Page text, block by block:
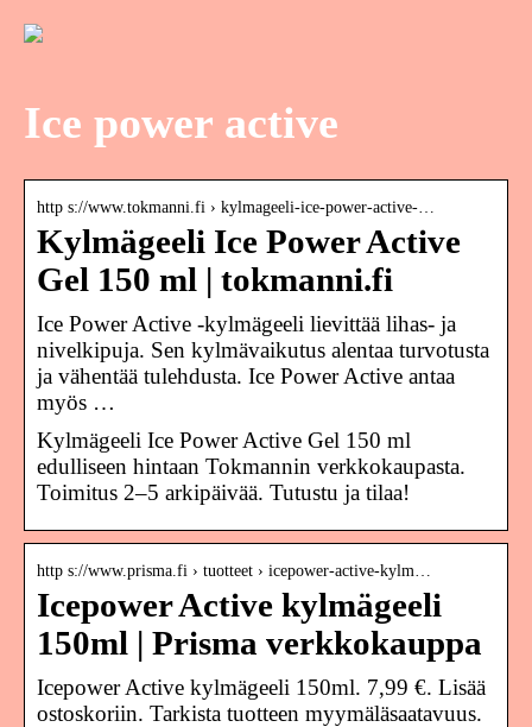
Ice power active
http s://www.tokmanni.fi › kylmageeli-ice-power-active-…
Kylmägeeli Ice Power Active
Gel 150 ml | tokmanni.fi
Ice Power Active -kylmägeeli lievittää lihas- ja
nivelkipuja. Sen kylmävaikutus alentaa turvotusta
ja vähentää tulehdusta. Ice Power Active antaa
myös …
Kylmägeeli Ice Power Active Gel 150 ml
edulliseen hintaan Tokmannin verkkokaupasta.
Toimitus 2–5 arkipäivää. Tutustu ja tilaa!
http s://www.prisma.fi › tuotteet › icepower-active-kylm…
Icepower Active kylmägeeli
150ml | Prisma verkkokauppa
Icepower Active kylmägeeli 150ml. 7,99 €. Lisää
ostoskoriin. Tarkista tuotteen myymäläsaatavuus.